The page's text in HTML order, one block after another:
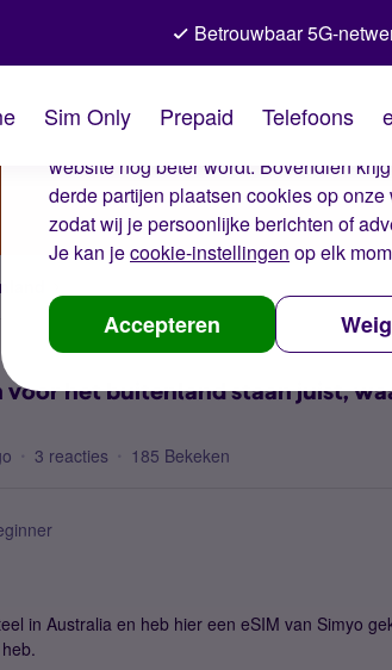
De cookies van Simyo
Wij gebruiken cookies op onze
website nog beter wordt. Bovendien
derde partijen plaatsen cookies op
zodat wij je persoonlijke berichten of
Je kan jecookie-instellingen op elk
Accepteren
Betrouwbaar 5G-
Sim Only Prepaid Telefoons
het buitenland staan juist,
3 reacties 185 Bekeken
in Australia en heb hier een eSIM van Simyo